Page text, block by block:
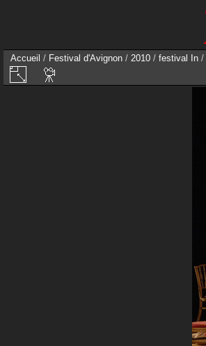
Accueil / Festival d'Avignon / 2010 / festival In /